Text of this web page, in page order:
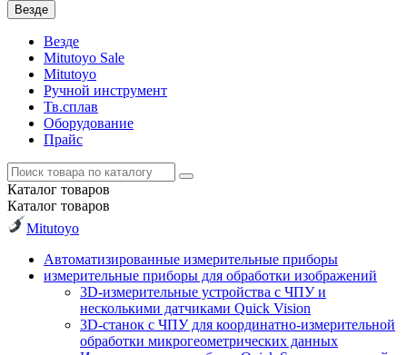
Везде
Везде
Mitutoyo Sale
Mitutoyo
Ручной инструмент
Тв.сплав
Оборудование
Прайс
Каталог товаров
Каталог товаров
Mitutoyo
Автоматизированные измерительные приборы
измерительные приборы для обработки изображений
3D-измерительные устройства с ЧПУ и
несколькими датчиками Quick Vision
3D-станок с ЧПУ для координатно-измерительной
обработки микрогеометрических данных